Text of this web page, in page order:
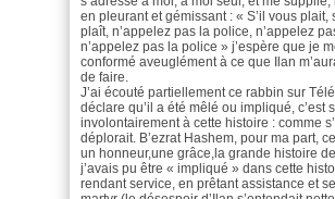
en pleurant et gémissant : « S’il vous plait,
plaît, n’appelez pas la police, n’appelez
n’appelez pas la police » j’espère que je
conformé aveuglément à ce que Ilan
de faire.
J’ai écouté partiellement ce rabbin sur
déclare qu’il a été mêlé ou impliqué, c’est
involontairement à cette histoire : comme
déplorait. B’ezrat Hashem, pour ma part,
un honneur,une grâce,la grande histoire
j’avais pu être « impliqué » dans cette
rendant service, en prêtant assistance et